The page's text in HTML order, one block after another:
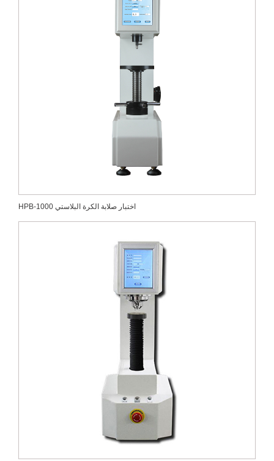
HPB-1000 اختبار صلابة الكرة البلاستي